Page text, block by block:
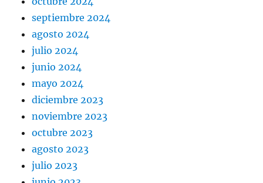
septiembre 2024
agosto 2024
julio 2024
junio 2024
mayo 2024
diciembre 2023
noviembre 2023
octubre 2023
agosto 2023
julio 2023